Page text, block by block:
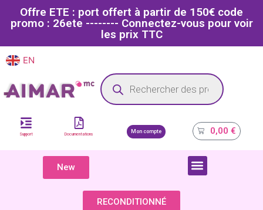
Offre ETE : port offert à partir de 150€ code
promo : 26ete -------- Connectez-vous pour voir
les prix TTC
EN
Site dédié aux professionnels de la santé
Support Documentations
Mon compte 0,00€
New
RECONDITIONNÉ